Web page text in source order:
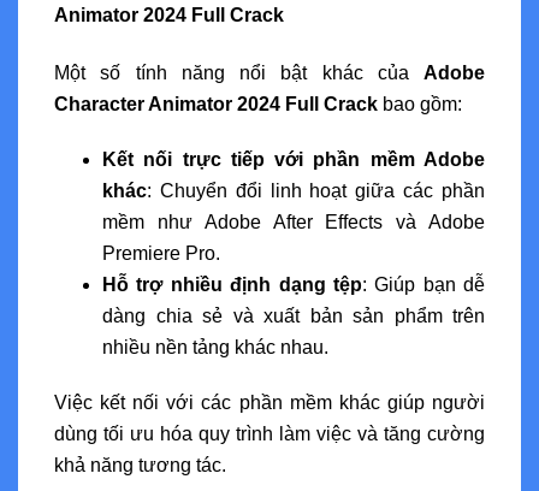
Animator 2024 Full Crack
Một số tính năng nổi bật khác của Adobe
Character Animator 2024 Full Crack bao gồm:
Kết nối trực tiếp với phần mềm Adobe
khác: Chuyển đổi linh hoạt giữa các phần
mềm như Adobe After Effects và Adobe
Premiere Pro.
Hỗ trợ nhiều định dạng tệp: Giúp bạn dễ
dàng chia sẻ và xuất bản sản phẩm trên
nhiều nền tảng khác nhau.
Việc kết nối với các phần mềm khác giúp người
dùng tối ưu hóa quy trình làm việc và tăng cường
khả năng tương tác.